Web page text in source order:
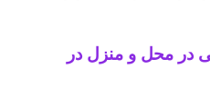
در محل و منزل در